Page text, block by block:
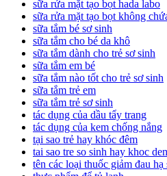
sữa rửa mặt tạo bọt hada labo
sữa rửa mặt tạo bọt không
sữa tắm bé sơ sinh
sữa tắm cho bé da khô
sữa tắm dành cho trẻ sơ sinh
sữa tắm em bé
sữa tắm nào tốt cho trẻ sơ sinh
sữa tắm trẻ em
sữa tắm trẻ sơ sinh
tác dụng của dầu tẩy trang
tác dụng của kem chống nắng
tại sao trẻ hay khóc đêm
tai sao tre so sinh hay khoc
tên các loại thuốc giảm đau hạ